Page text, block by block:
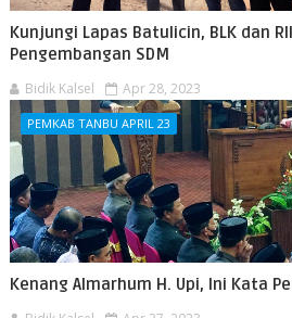
Kunjungi Lapas Batulicin, BLK dan
Pengembangan SDM
Bidik Kalsel Apr 28, 2023
PEMKAB TANBU APRIL 23
Kenang Almarhum H. Upi, Ini Kata